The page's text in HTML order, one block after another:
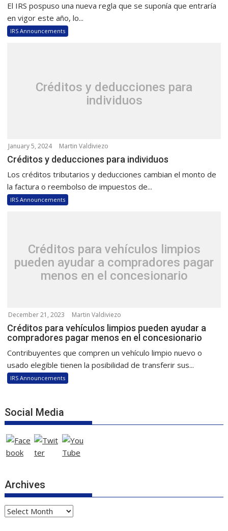
El IRS pospuso una nueva regla que se suponía que entraría
en vigor este año, lo...
IRS Announcements
Créditos y deducciones para
individuos
January 5, 2024 Martin Valdiviezo
Créditos y deducciones para individuos
Los créditos tributarios y deducciones cambian el monto de
la factura o reembolso de impuestos de...
IRS Announcements
Créditos para vehículos limpios
pueden ayudar a compradores pagar
menos en el concesionario
December 21, 2023 Martin Valdiviezo
Créditos para vehículos limpios pueden ayudar a
compradores pagar menos en el concesionario
Contribuyentes que compren un vehículo limpio nuevo o
usado elegible tienen la posibilidad de transferir sus...
IRS Announcements
Social Media
Archives
Archives